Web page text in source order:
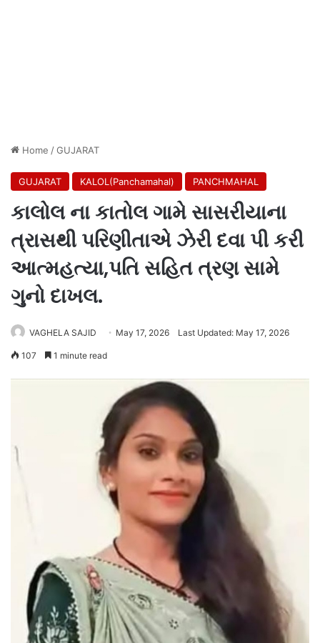
Home /GUJARAT
GUJARAT KALOL(Panchamahal) PANCHMAHAL
કાલોલ ના કાતોલ ગામે સાસરીયાના
ત્રાસથી પરિણીતાએ ઝેરી દવા પી કરી
આત્મહત્યા,પતિ સહિત ત્રણ સામે
ગુનો દાખલ.
VAGHELA SAJID May 17, 2026 Last Updated: May 17, 2026
107 1 minute read